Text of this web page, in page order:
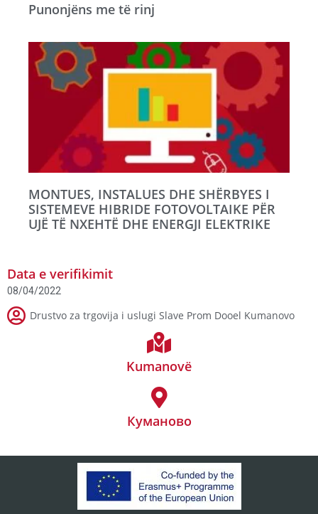
Punonjëns me të rinj
MONTUES, INSTALUES DHE SHËRBYES I
SISTEMEVE HIBRIDE FOTOVOLTAIKE PËR
UJË TË NXEHTË DHE ENERGJI ELEKTRIKE
Data e verifikimit
08/04/2022
Drustvo za trgovija i uslugi Slave Prom Dooel Kumanovo
Kumanovë
Куманово